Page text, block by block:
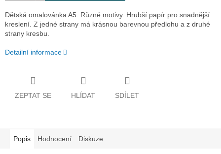
Dětská omalovánka A5. Různé motivy. Hrubší papír pro snadnější
kreslení. Z jedné strany má krásnou barevnou předlohu a z druhé
strany kresbu.
Detailní informace
ZEPTAT SE HLÍDAT SDÍLET
Popis Hodnocení Diskuze